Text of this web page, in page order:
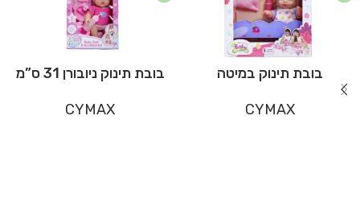
בובת תינוק במיטה
CYMAX
בובת תינוק ניובורן 31 ס”מ
CYMAX